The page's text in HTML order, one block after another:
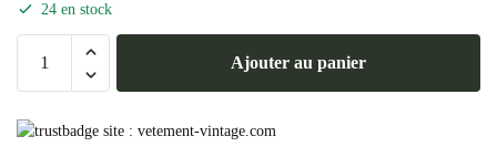
24 en stock
Murale
Ajouter au panier